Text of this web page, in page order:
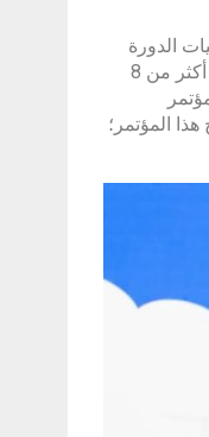
الدورة
الثانية من مؤتمر الشارقة للرسوم المتحركة، يغمرنا شعور عميق بالاعتزاز والفخر، بعد رحلة ملهمة ومثمرة، استقبلنا فيها أكثر من 8
المؤتمر؛